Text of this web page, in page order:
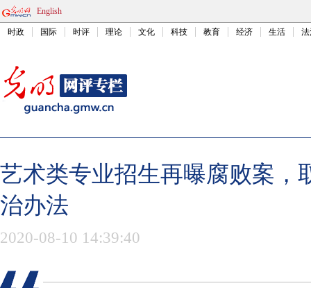
English
时政 国际 时评 理论 文化 科技 教育 经济 生活
艺术类专业招生再曝腐败案，
治办法
2020-08-10 14:39:40